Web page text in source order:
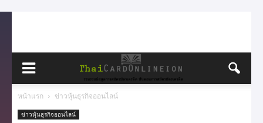
หน้าแรก ข่าวหุ้นธุรกิจออนไลน์
ข่าวหุ้นธุรกิจออนไลน์